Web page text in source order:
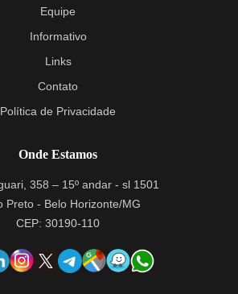
Equipe
Informativo
Links
Contato
Política de Privacidade
Onde Estamos
358 – 15º andar - sl 1501
Preto - Belo Horizonte/MG
CEP: 30190-110